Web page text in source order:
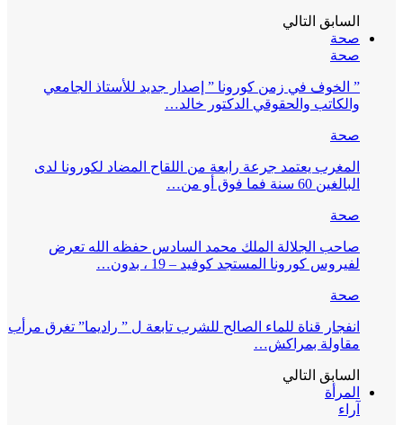
السابق التالي
صحة
صحة
” الخوف في زمن كورونا ” إصدار جديد للأستاذ الجامعي
والكاتب والحقوقي الدكتور خالد…
صحة
المغرب يعتمد جرعة رابعة من اللقاح المضاد لكورونا لدى
البالغين 60 سنة فما فوق أو من…
صحة
صاحب الجلالة الملك محمد السادس حفظه الله تعرض
لفيروس كورونا المستجد كوفيد – 19 ، بدون…
صحة
انفجار قناة للماء الصالح للشرب تابعة ل ” راديما” تغرق مرأب
مقاولة بمراكش…
السابق التالي
المرأة
آراء